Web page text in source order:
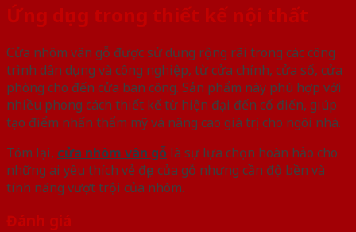
Ứng dụng trong thiết kế nội thất
Cửa nhôm vân gỗ được sử dụng rộng rãi trong các công
trình dân dụng và công nghiệp, từ cửa chính, cửa sổ, cửa
phòng cho đến cửa ban công. Sản phẩm này phù hợp với
nhiều phong cách thiết kế từ hiện đại đến cổ điển, giúp
tạo điểm nhấn thẩm mỹ và nâng cao giá trị cho ngôi nhà.
Tóm lại, cửa nhôm vân gỗ là sự lựa chọn hoàn hảo cho
những ai yêu thích vẻ đẹp của gỗ nhưng cần độ bền và
tính năng vượt trội của nhôm.
Đánh giá